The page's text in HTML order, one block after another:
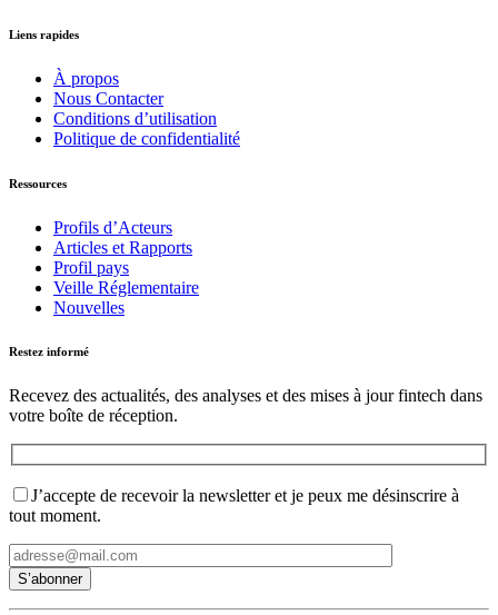
Liens rapides
À propos
Nous Contacter
Conditions d’utilisation
Politique de confidentialité
Ressources
Profils d’Acteurs
Articles et Rapports
Profil pays
Veille Réglementaire
Nouvelles
Restez informé
Recevez des actualités, des analyses et des mises à jour fintech dans
votre boîte de réception.
J’accepte de recevoir la newsletter et je peux me désinscrire à
tout moment.